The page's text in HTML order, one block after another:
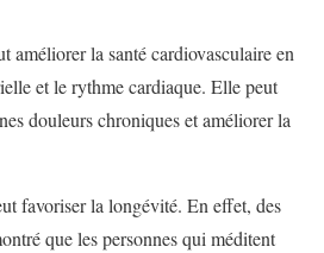
améliorer la santé cardiovasculaire en
et le rythme cardiaque. Elle peut
douleurs chroniques et améliorer la
favoriser la longévité. En effet, des
que les personnes qui méditent